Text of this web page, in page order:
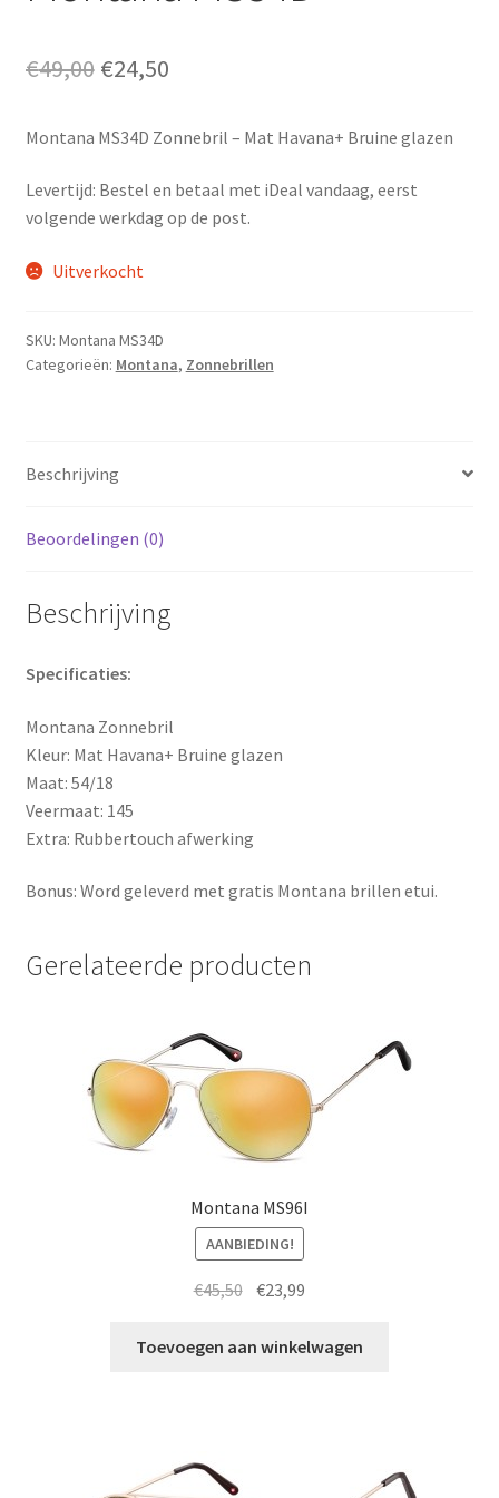
€49,00 Oorspronkelijke
was:
€49,00.
€24,50Huidige
is:
€24,50.
Montana MS34D Zonnebril – Mat Havana+ Bruine glazen
Levertijd: Bestel en betaal met iDeal vandaag, eerst
volgende werkdag op de post.
Uitverkocht
SKU: Montana MS34D
Categorieën: Montana, Zonnebrillen
Beschrijving
Beoordelingen (0)
Beschrijving
Specificaties:
Montana Zonnebril
Kleur: Mat Havana+ Bruine glazen
Maat: 54/18
Veermaat: 145
Extra: Rubbertouch afwerking
Bonus: Word geleverd met gratis Montana brillen etui.
Gerelateerde producten
Montana MS96I
AANBIEDING!
€45,50 Oorspronkelijke
was:
€23,99
is:
Toevoegen aan winkelwagen